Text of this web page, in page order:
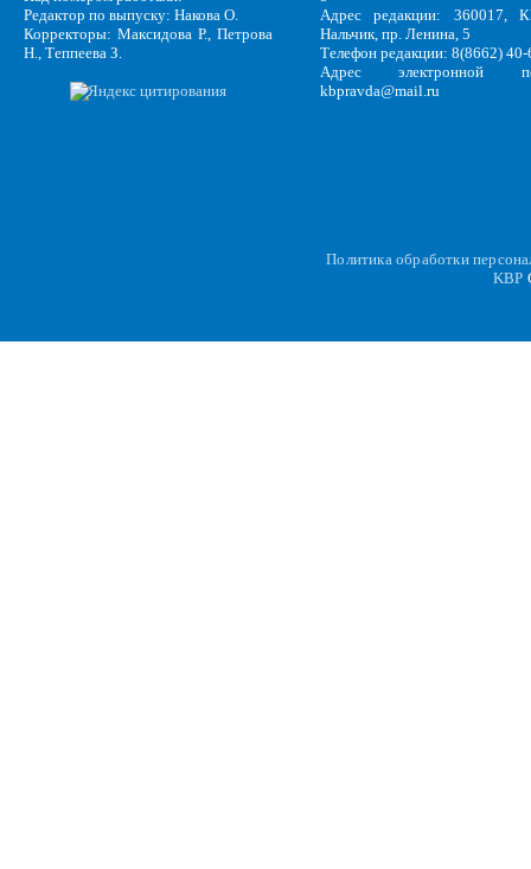
Редактор по выпуску: Накова О.
Корректоры: Максидова Р., Петрова
Н., Теппеева З.
Адрес редакции: 360017,
Нальчик, пр. Ленина, 5
Телефон редакции: 8(8662)
Адрес электронной
kbpravda@mail.ru
Политика обработки
KBP